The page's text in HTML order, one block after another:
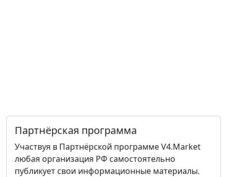
Партнёрская программа
Участвуя в Партнёрской программе V4.Market
любая организация РФ самостоятельно
публикует свои информационные материалы.